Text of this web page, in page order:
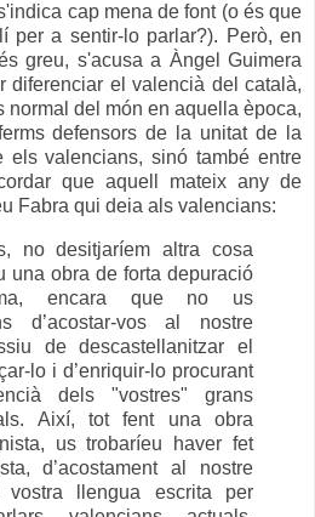
cap mena de font (o és que
per a sentir-lo parlar?). Però, en
greu, s'acusa a Àngel Guimera
diferenciar el valencià del català,
normal del món en aquella època,
defensors de la unitat de la
els valencians, sinó també entre
que aquell mateix any de
Fabra qui deia als valencians:
no desitjaríem altra cosa
una obra de forta depuració
encara que no us
d’acostar-vos al nostre
de descastellanitzar el
lo i d’enriquir-lo procurant
dels "vostres" grans
Així, tot fent una obra
us trobaríeu haver fet
d’acostament al nostre
llengua escrita per